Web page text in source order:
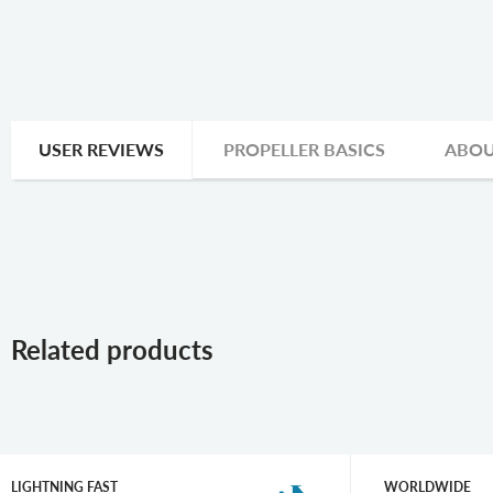
USER REVIEWS PROPELLER BASICS
Related products
LIGHTNING FAST WORLDWIDE